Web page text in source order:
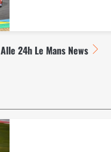
Alle 24h Le Mans News